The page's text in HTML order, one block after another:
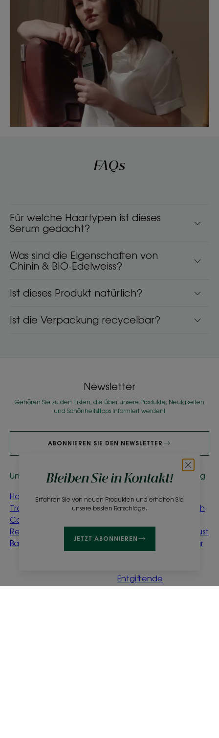
FAQs
Für welche Haartypen ist dieses
Serum gedacht?
Was sind die Eigenschaften von
Chinin & BIO-Edelweiss?
Ist dieses Produkt natürlich?
Ist die Verpackung recycelbar?
Bleiben Sie in Kontakt!
Erfahren Sie von neuen Produkten und erhalten Sie
unsere besten Ratschläge.
JETZT ABONNIEREN
Newsletter
Gehören Sie zu den Ersten, die über unsere Produkte, Neuigkeiten
und Schönheitstipps informiert werden!
ABONNIEREN SIE DEN NEWSLETTER
Unsere Produkte
Hafer-
Trockenshampoo
Calendula-
Reinigungswasser für
Babys
Fachkundige Beratung
Mein blondes oder
braunes Haar natürlich
Erklärung für den Verlust
von Dichte und Textur
Entgiftende